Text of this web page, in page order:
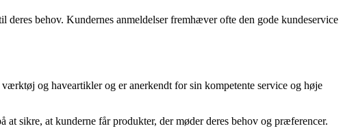
behov. Kundernes anmeldelser fremhæver ofte den gode kundeservice
og haveartikler og er anerkendt for sin kompetente service og høje
sikre, at kunderne får produkter, der møder deres behov og præferencer.